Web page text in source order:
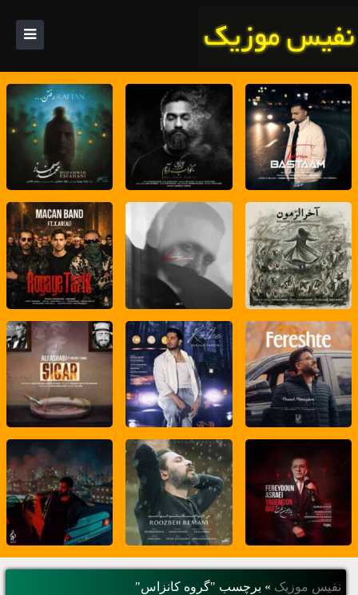
نفیس موزیک » برچسب "گروه کانزاس"